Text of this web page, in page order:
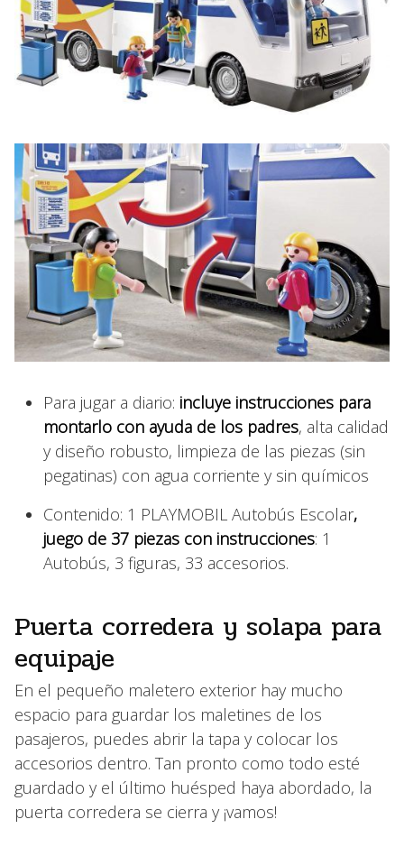
Para jugar a diario: incluye instrucciones para
montarlo con ayuda de los padres, alta calidad
y diseño robusto, limpieza de las piezas (sin
pegatinas) con agua corriente y sin químicos
Contenido: 1 PLAYMOBIL Autobús Escolar,
juego de 37 piezas con instrucciones: 1
Autobús, 3 figuras, 33 accesorios.
Puerta corredera y solapa para
equipaje
En el pequeño maletero exterior hay mucho
espacio para guardar los maletines de los
pasajeros, puedes abrir la tapa y colocar los
accesorios dentro. Tan pronto como todo esté
guardado y el último huésped haya abordado, la
puerta corredera se cierra y ¡vamos!